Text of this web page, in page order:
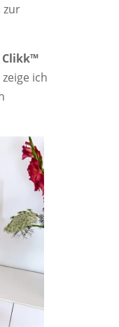
zur
Clikk™
ich